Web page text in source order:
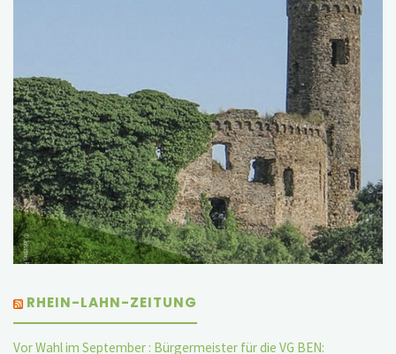
RHEIN-LAHN-ZEITUNG
Vor Wahl im September : Bürgermeister für die VG BEN: